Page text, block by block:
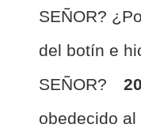
SEÑOR?
del botín e
SEÑOR?
20
obedecido